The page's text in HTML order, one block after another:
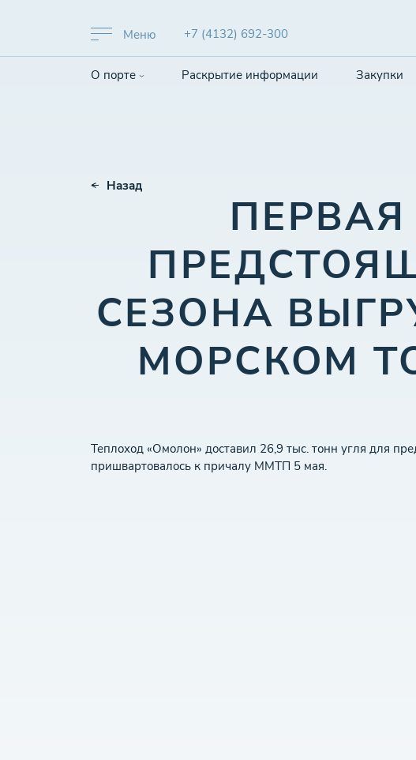
Меню +7 (4132) 692-300
О порте Раскрытие информации Закупки
Назад
СЕЗОНА
МОРСКОМ
Теплоход «Омолон» доставил 26,9 тыс. тонн угля для
пришвартовалось к причалу ММТП 5 мая.